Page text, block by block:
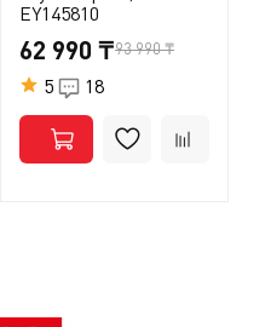
EY145810
62 990 ₸93 990 ₸
5 18